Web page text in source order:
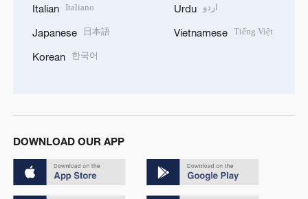
Italian Italiano
Japanese 日本語
Korean 한국어
Urdu اردو
Vietnamese Tiếng Việt
DOWNLOAD OUR APP